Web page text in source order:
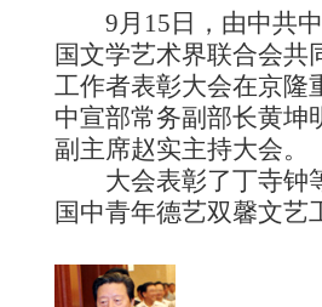
9月15日，由中共中
国文学艺术界联合会
工作者表彰大会在京隆
中宣部常务副部长黄坤
副主席赵实主持大会。
大会表彰了丁寺钟等
国中青年德艺双馨文艺